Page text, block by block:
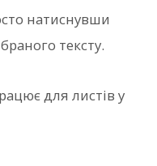
натиснувши
тексту.
для листів у